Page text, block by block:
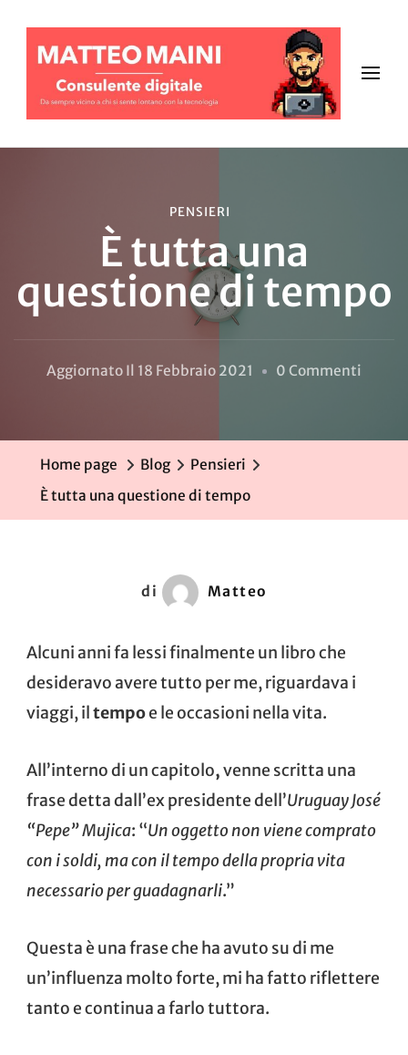
PENSIERI
È tutta una
questione di tempo
Aggiornato Il 18 Febbraio 2021 0 Commenti
Di
Home page Blog
Pensieri
È tutta una questione di tempo
di Matteo
Alcuni anni fa lessi finalmente un libro che
desideravo avere tutto per me, riguardava i
viaggi, il tempoe le occasioni nella vita.
All’interno di un capitolo,venne scritta una
frase detta dall’ex presidente dell’Uruguay José
“Pepe” Mujica: “Un oggetto non viene comprato
con i soldi, ma con il tempo della propria vita
necessario per guadagnarli.”
Questa è una frase che ha avuto su di me
un’influenza molto forte, mi ha fatto riflettere
tanto e continua a farlo tuttora.